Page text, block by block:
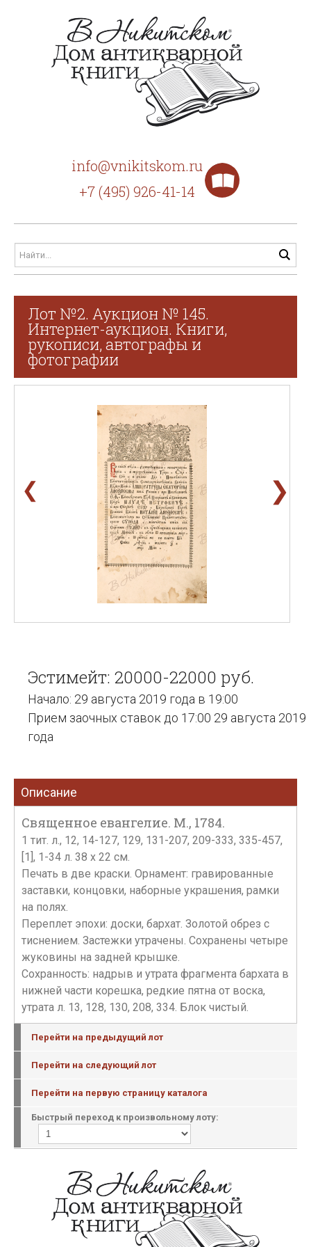
info@vnikitskom.ru
+7 (495) 926-41-14
Лот №2. Аукцион № 145.
Интернет-аукцион. Книги,
рукописи, автографы и
фотографии
❮ ❯
Эстимейт: 20000-22000 руб.
Начало: 29 августа 2019 года в 19:00
Прием заочных ставок до 17:00 29 августа 2019
года
Описание
Священное евангелие. М., 1784.
1 тит. л., 12, 14-127, 129, 131-207, 209-333, 335-457,
[1], 1-34 л. 38 х 22 см.
Печать в две краски. Орнамент: гравированные
заставки, концовки, наборные украшения, рамки
на полях.
Переплет эпохи: доски, бархат. Золотой обрез с
тиснением. Застежки утрачены. Сохранены четыре
жуковины на задней крышке.
Сохранность: надрыв и утрата фрагмента бархата в
нижней части корешка, редкие пятна от воска,
утрата л. 13, 128, 130, 208, 334. Блок чистый.
Перейти на предыдущий лот
Перейти на следующий лот
Перейти на первую страницу каталога
Быстрый переход к произвольному лоту: